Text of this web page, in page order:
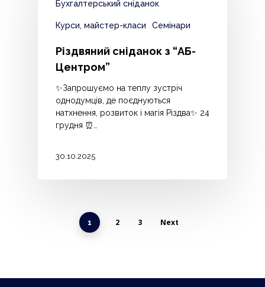
Бухгалтерський сніданок
Курси, майстер-класи Семінари
Різдвяний сніданок з “АБ-
Центром”
✨Запрошуємо на теплу зустріч
однодумців, де поєднуються
натхнення, розвиток і магія Різдва✨ 24
грудня ⏰…
30.10.2025
1 2 3 Next